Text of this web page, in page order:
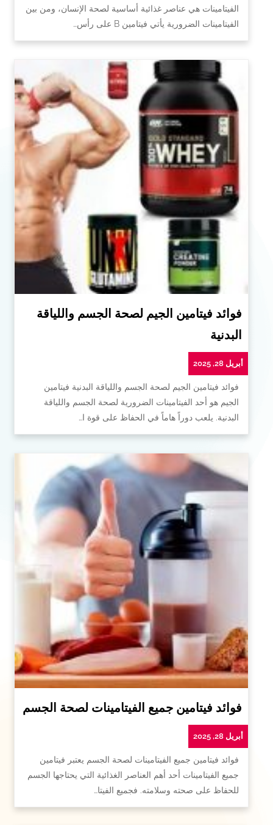
الفيتامينات هي عناصر غذائية أساسية لصحة الإنسان، ومن بين
الفيتامينات الضرورية يأتي فيتامين B على رأس…
فوائد فيتامين الجيم لصحة الجسم واللياقة
البدنية
أبريل 28, 2025
فوائد فيتامين الجيم لصحة الجسم واللياقة البدنية فيتامين
الجيم هو أحد الفيتامينات الضرورية لصحة الجسم واللياقة
البدنية. يلعب دوراً هاماً في الحفاظ على قوة ا…
فوائد فيتامين جميع الفيتامينات لصحة الجسم
أبريل 28, 2025
فوائد فيتامين جميع الفيتامينات لصحة الجسم يعتبر فيتامين
جميع الفيتامينات أحد أهم العناصر الغذائية التي يحتاجها الجسم
للحفاظ على صحته وسلامته. فجميع الفيتا…